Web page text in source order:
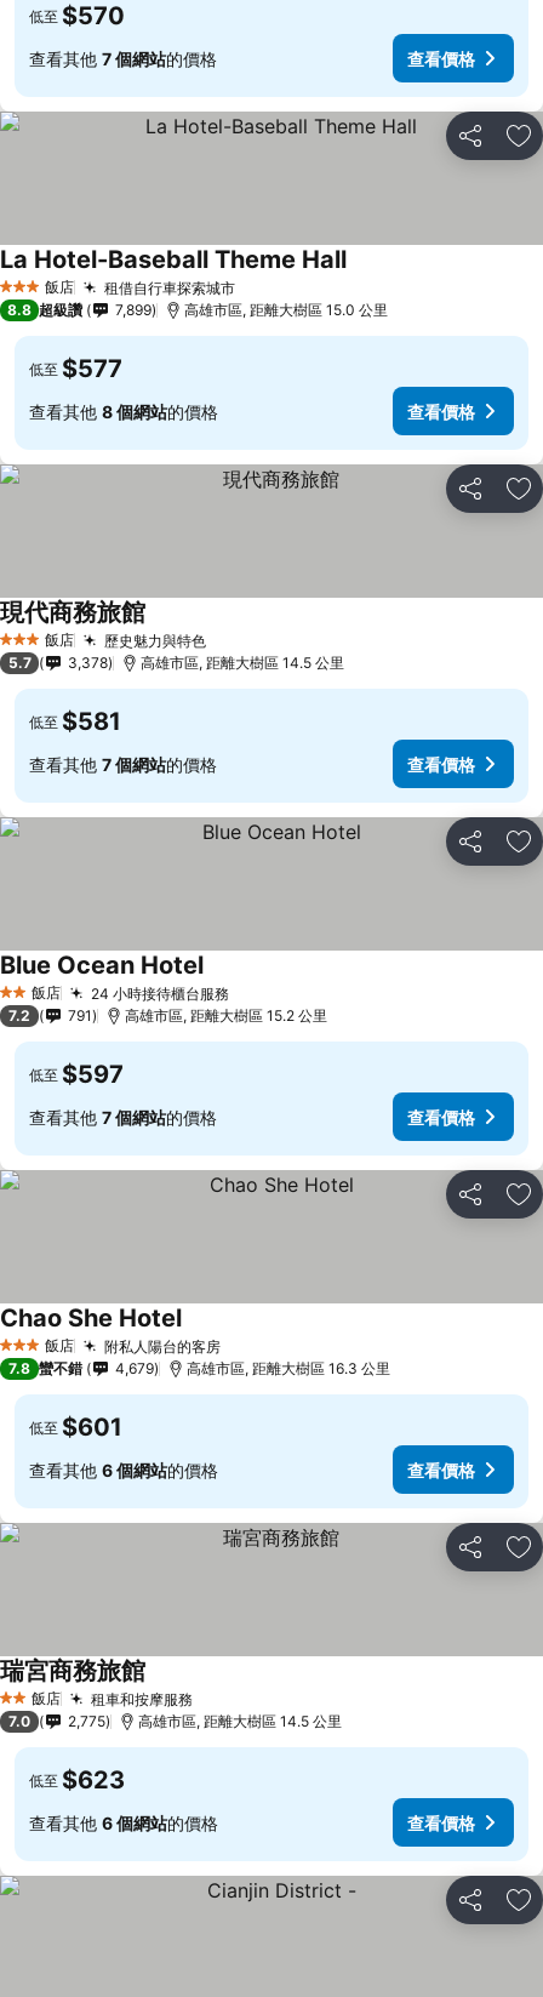
低至 $570
查看其他 7 個網站的價格 查看價格
分享 加
3 星級 飯店 租借自行車探索城市查看價格
La Hotel-Baseball Theme Hall查看價格
8.8 超級讚 7,899 高雄市區, 距離大樹區 15.0 公里
低至 $577
查看其他 8 個網站的價格 查看價格
分享 加
3 星級 飯店 歷史魅力與特色查看價格
現代商務旅館
5.7 3,378 高雄市區, 距離大樹區 14.5 公里
低至 $581
查看其他 7 個網站的價格 查看價格
分享 加
2 星級飯店 24 小時接待櫃台服務
Blue Ocean Hotel查看價格
7.2 791 高雄市區, 距離大樹區 15.2 公里
低至 $597
查看其他 7 個網站的價格 查看價格
分享 加
3 星級 飯店 附私人陽台的客房查看價格
Chao She Hotel查看價格
7.8 蠻不錯 4,679 高雄市區, 距離大樹區 16.3 公里
低至 $601
查看其他 6 個網站的價格 查看價格
分享 加
2 星級飯店 租車和按摩服務
瑞宮商務旅館
7.0 2,775 高雄市區, 距離大樹區 14.5 公里
低至 $623
查看其他 6 個網站的價格 查看價格
分享 加